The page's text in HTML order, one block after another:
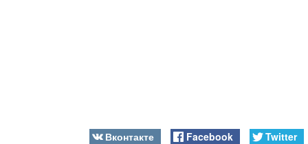
Вконтакте Facebook
Twitter